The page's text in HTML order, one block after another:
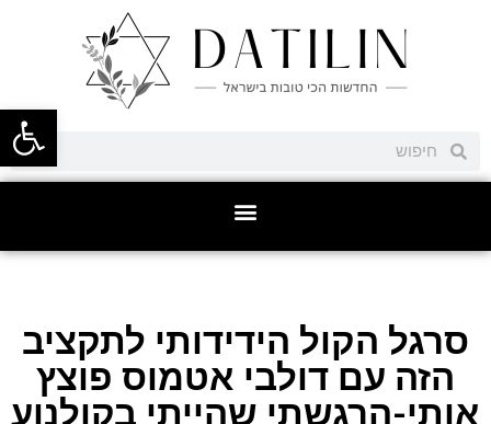
פתח
סרגל הקול הידידותי לתקציב
הזה עם דולבי אטמוס פוצץ
אותי-הרגשתי שהייתי בקולנוע